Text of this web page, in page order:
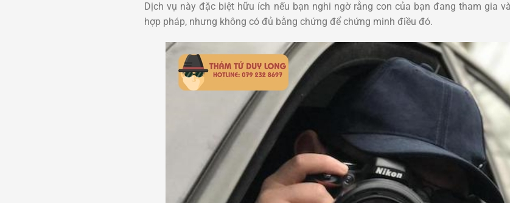
Dịch vụ này đặc biệt hữu ích nếu bạn nghi ngờ rằng con của bạn đang tham gia
hợp pháp, nhưng không có đủ bằng chứng để chứng minh điều đó.